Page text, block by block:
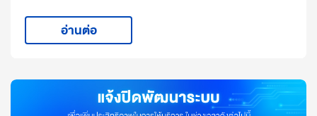
อ่านต่อ